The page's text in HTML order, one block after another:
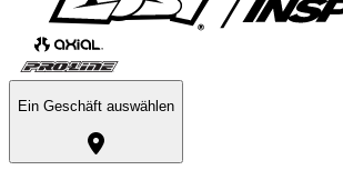
Ein Geschäft auswählen